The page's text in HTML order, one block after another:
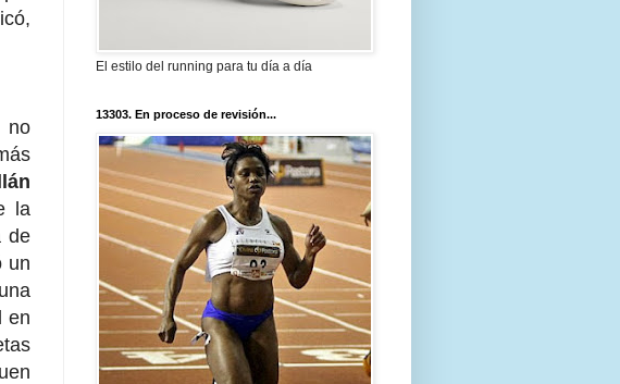
no
la
de
un
en
El estilo del running para tu día a día
13303. En proceso de revisión...